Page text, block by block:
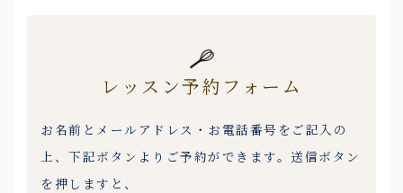
レッスン予約フォーム
お名前とメールアドレス・お電話番号をご記入の
上、下記ボタンよりご予約ができます。送信ボタン
を押しますと、